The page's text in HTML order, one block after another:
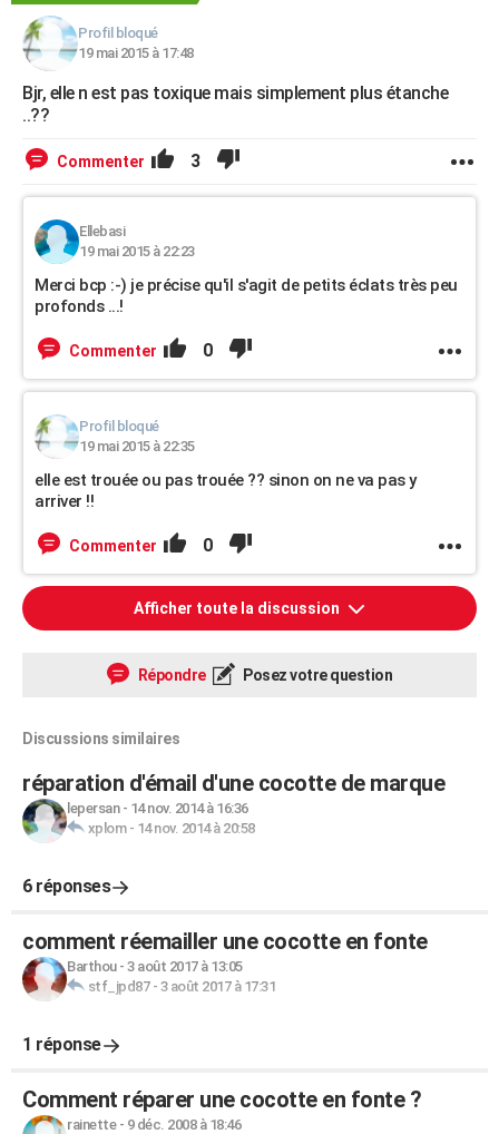
Bricolage
Lifestyle
Culture
Sport
Auto
Television
Voyage
Cinema
Profil bloqué
19 mai 2015 à 17:48
Bjr, elle n est pas toxique mais simplement plus étanche
..??
Commenter 3
Ellebasi
19 mai 2015 à 22:23
Merci bcp :-) je précise qu'il s'agit de petits éclats très peu
profonds ...!
Commenter 0
Profil bloqué
19 mai 2015 à 22:35
elle est trouée ou pas trouée ?? sinon on ne va pas y
arriver !!
Commenter 0
Afficher toute la discussion
Répondre Posez votre question
Discussions similaires
réparation d'émail d'une cocotte de marque
lepersan- 14 nov. 2014 à 16:36
xplom- 14 nov. 2014 à 20:58
6 réponses
comment réemailler une cocotte en fonte
Barthou- 3 août 2017 à 13:05
stf_jpd87- 3 août 2017 à 17:31
1 réponse
Comment réparer une cocotte en fonte ?
rainette- 9 déc. 2008 à 18:46